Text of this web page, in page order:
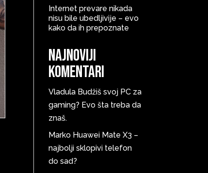
Internet prevare nikada
nisu bile ubedljivije – evo
kako da ih prepoznate
Najnoviji
komentari
Vladula Budžiš svoj PC za
gaming? Evo šta treba da
znaš.
Marko Huawei Mate X3 –
najbolji sklopivi telefon
do sad?